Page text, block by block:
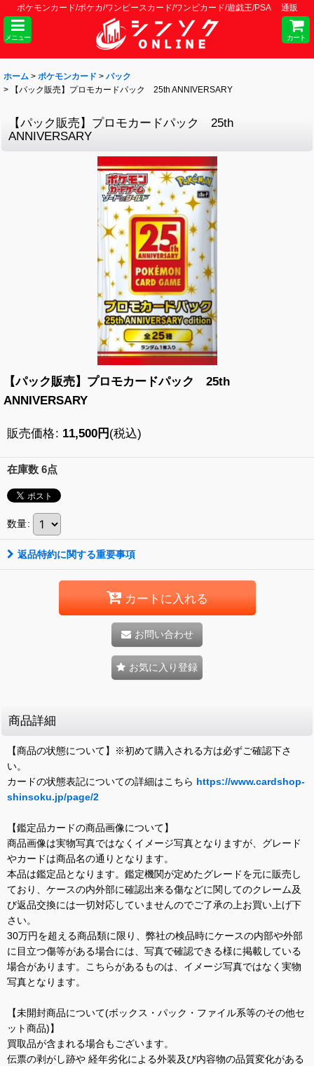
ポケモンカード/ポケカ/ワンピースカード/ワンピカード/遊戯王/PSA 通販
メニュー カート
ホーム > ポケモンカード > パック
>
【パック販売】プロモカードパック 25th ANNIVERSARY
【パック販売】プロモカードパック 25th
ANNIVERSARY
【パック販売】プロモカードパック 25th
ANNIVERSARY
販売価格: 11,500円 (税込)
在庫数 6点
数量:
返品特約に関する重要事項
カートに入れる
お問い合わせ
お気に入り登録
商品詳細
【商品の状態について】※初めて購入される方は必ずご確認下さ
い。
カードの状態表記についての詳細はこちら https://www.cardshop-
shinsoku.jp/page/2
【鑑定品カードの商品画像について】
商品画像は実物写真ではなくイメージ写真となりますが、グレード
やカードは商品名の通りとなります。
本品は鑑定品となります。鑑定機関が定めたグレードを元に販売し
ており、ケースの内外部に確認出来る傷などに関してのクレーム及
び返品交換には一切対応していませんのでご了承の上お買い上げ下
さい。
30万円を超える商品類に限り、弊社の検品時にケースの内部や外部
に目立つ傷等がある場合には、写真で確認できる様に掲載している
場合があります。こちらがあるものは、イメージ写真ではなく実物
写真となります。
【未開封商品について(ボックス・パック・ファイル系等のその他セ
ット商品)】
買取品が含まれる場合もございます。
伝票の剥がし跡や 経年劣化による外装及び内容物の品質変化がある